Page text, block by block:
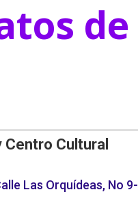
de
Cultural
Las Orquídeas, No 9-